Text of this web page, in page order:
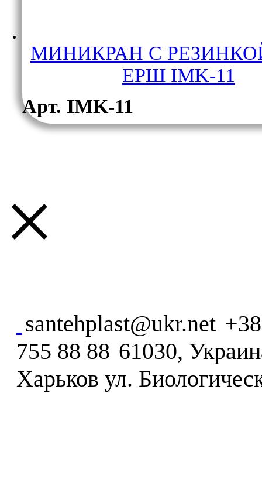
МИНИКРАН С
ЕРШ IMK-11
Арт. IMK-11
×
santehplast@ukr.net
755 88 88 61030,
Харьков ул.